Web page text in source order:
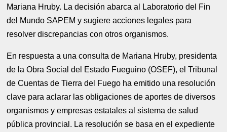
Mariana Hruby. La decisión abarca al Laboratorio del Fin
del Mundo SAPEM y sugiere acciones legales para
resolver discrepancias con otros organismos.
En respuesta a una consulta de Mariana Hruby, presidenta
de la Obra Social del Estado Fueguino (OSEF), el Tribunal
de Cuentas de Tierra del Fuego ha emitido una resolución
clave para aclarar las obligaciones de aportes de diversos
organismos y empresas estatales al sistema de salud
pública provincial. La resolución se basa en el expediente